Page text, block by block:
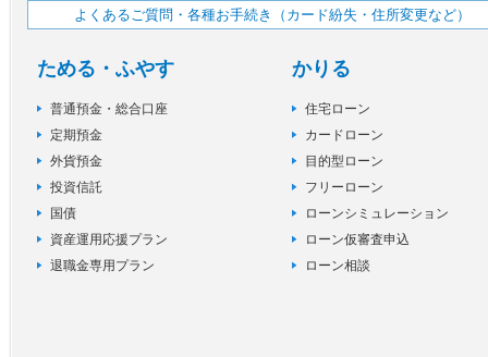
よくあるご質問・各種お手続き（カード紛失・住所変更など）
ためる・ふやす
普通預金・総合口座
定期預金
外貨預金
投資信託
国債
資産運用応援プラン
退職金専用プラン
かりる
住宅ローン
カードローン
目的型ローン
フリーローン
ローンシミュレーション
ローン仮審査申込
ローン相談